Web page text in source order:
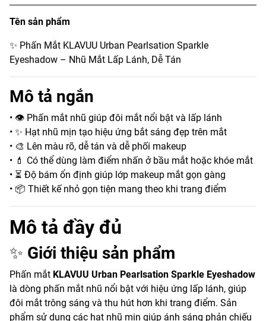
Tên sản phẩm
✨ Phấn Mắt KLAVUU Urban Pearlsation Sparkle
Eyeshadow – Nhũ Mắt Lấp Lánh, Dễ Tán
Mô tả ngắn
• 👁️ Phấn mắt nhũ giúp đôi mắt nổi bật và lấp lánh
• ✨ Hạt nhũ mịn tạo hiệu ứng bắt sáng đẹp trên mắt
• 🎨 Lên màu rõ, dễ tán và dễ phối makeup
• 💄 Có thể dùng làm điểm nhấn ở bầu mắt hoặc khóe mắt
• ⏳ Độ bám ổn định giúp lớp makeup mắt gọn gàng
• 📦 Thiết kế nhỏ gọn tiện mang theo khi trang điểm
Mô tả đầy đủ
✨ Giới thiệu sản phẩm
Phấn mắt KLAVUU Urban Pearlsation Sparkle Eyeshadow
là dòng phấn mắt nhũ nổi bật với hiệu ứng lấp lánh, giúp
đôi mắt trông sáng và thu hút hơn khi trang điểm. Sản
phẩm sử dụng các hạt nhũ mịn giúp ánh sáng phản chiếu